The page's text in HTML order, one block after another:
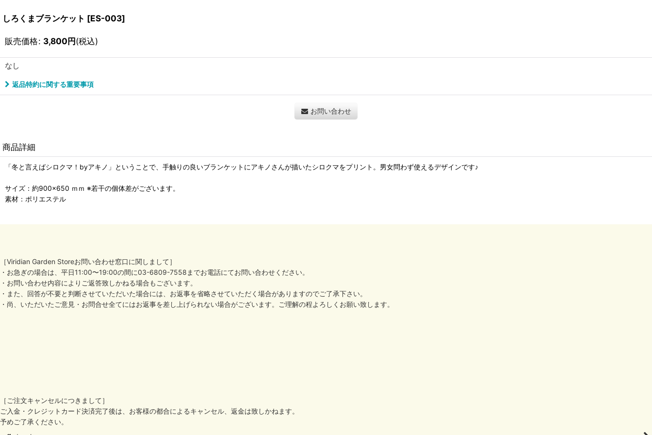
しろくまブランケット [ES-003]
販売価格: 3,800円(税込)
なし
返品特約に関する重要事項
お問い合わせ
商品詳細
「冬と言えばシロクマ！byアキノ」ということで、手触りの良いブランケットにアキノさんが描いたシロクマをプリント。男女問わず使えるデザインです♪
サイズ：約900×650 ｍｍ ※若干の個体差がございます。
素材：ポリエステル
［Viridian Garden Storeお問い合わせ窓口に関しまして］
・お急ぎの場合は、平日11:00〜19:00の間に03-6809-7558までお電話にてお問い合わせください。
・お問い合わせ内容によりご返答致しかねる場合もございます。
・また、回答が不要と判断させていただいた場合には、お返事を省略させていただく場合がありますのでご了承下さい。
・尚、いただいたご意見・お問合せ全てにはお返事を差し上げられない場合がございます。ご理解の程よろしくお願い致します。
［ご注文キャンセルにつきまして］
ご入金・クレジットカード決済完了後は、お客様の都合によるキャンセル、返金は致しかねます。
予めご了承ください。